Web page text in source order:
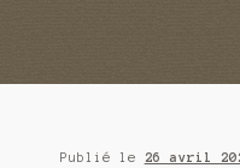
Qui sommes-nous ?
Publié le 26 avril